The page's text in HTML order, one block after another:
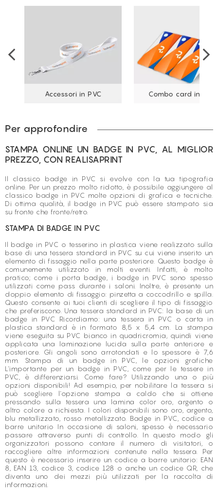
Accessori in PVC Combo card in PVC
Per approfondire
STAMPA ONLINE UN BADGE IN PVC, AL MIGLIOR
PREZZO, CON REALISAPRINT
Il classico badge in PVC si evolve con la tua tipografia
online. Per un prezzo molto ridotto, è possibile aggiungere al
classico badge in PVC molte opzioni di grafica e tecniche.
Di ottima qualità, il badge in PVC può essere stampato sia
su fronte che fronte/retro.
STAMPA DI BADGE IN PVC
Il badge in PVC o tesserino in plastica viene realizzato sulla
base di una tessera standard in PVC su cui viene inserito un
elemento di fissaggio nella parte posteriore. Questo badge è
comunemente utilizzato in molti eventi. Infatti, è molto
pratico; come i porta badge, i badge in PVC sono spesso
utilizzati come pass durante i saloni. Inoltre, è presente un
doppio elemento di fissaggio: pinzetta a coccodrillo e spilla.
Questo consente ai tuoi clienti di scegliere il tipo di fissaggio
che preferiscono. Una tessera standard in PVC: la base di un
badge in PVC Ricordiamo: una tessera in PVC o carta in
plastica standard è in formato 8,5 x 5,4 cm. La stampa
viene eseguita su PVC bianco in quadricromia, quindi viene
applicata una laminazione lucida sulla parte anteriore e
posteriore. Gli angoli sono arrotondati e lo spessore è 7,6
mm. Stampa di un badge in PVC, le opzioni grafiche
L'importante per un badge in PVC, come per le tessere in
PVC, è differenziarsi. Come fare? Utilizzando una o più
opzioni disponibili! Ad esempio, per nobilitare la tessera si
può scegliere l'opzione stampa a caldo che si ottiene
pressando sulla tessera una lamina color oro, argento o
altro colore a richiesta. I colori disponibili sono oro, argento,
blu metallizzato, rosso metallizzato. Badge in PVC, codice a
barre unitario In occasione di saloni, spesso è necessario
passare attraverso punti di controllo. In questo modo gli
organizzatori possono contare il numero di visitatori, o
raccogliere altre informazioni contenute nella tessera. Per
questo è necessario inserire un codice a barre unitario: EAN
8, EAN 13, codice 3, codice 128 o anche un codice QR, che
diventa uno dei mezzi più utilizzati per la raccolta di
informazioni.